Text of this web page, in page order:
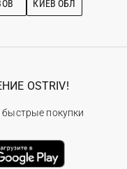
КИЕВ ОБЛ
OSTRIV!
покупки